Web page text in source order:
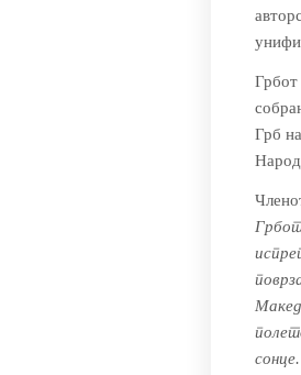
Грбот
Грб
сонце.